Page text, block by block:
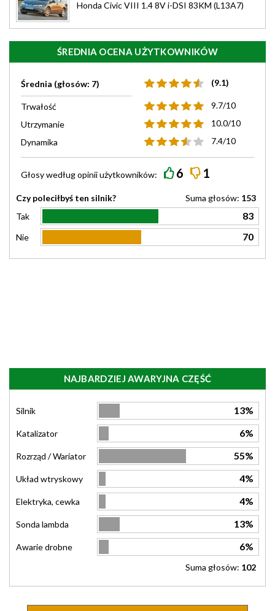
Honda Civic VIII 1.4 8V i-DSI 83KM (L13A7)
ŚREDNIA OCENA UŻYTKOWNIKÓW
Średnia (głosów: 7) (9.1)
Trwałość
9.7/10
Utrzymanie
10.0/10
Dynamika
7.4/10
Głosy wedługopiniiużytkowników: 6 1
Czy poleciłbyś ten silnik? Suma głosów: 153
Tak
83
Nie 70
NAJBARDZIEJ AWARYJNA CZĘŚĆ
Silnik 13%
Katalizator 6%
Rozrząd / Wariator 55%
Układ wtryskowy 4%
Elektryka, cewka 4%
Sonda lambda 13%
Awarie drobne 6%
Suma głosów: 102